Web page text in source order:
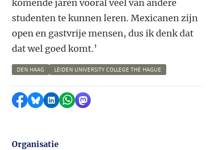
komende jaren vooral veel van andere
studenten te kunnen leren. Mexicanen zijn
open en gastvrije mensen, dus ik denk dat
dat wel goed komt.’
DEN HAAG LEIDEN UNIVERSITY COLLEGE THE HAGUE
Delen op Facebook
Delen via Bluesky
Delen op LinkedIn
Delen via WhatsApp
Delen via Mastodon
Organisatie